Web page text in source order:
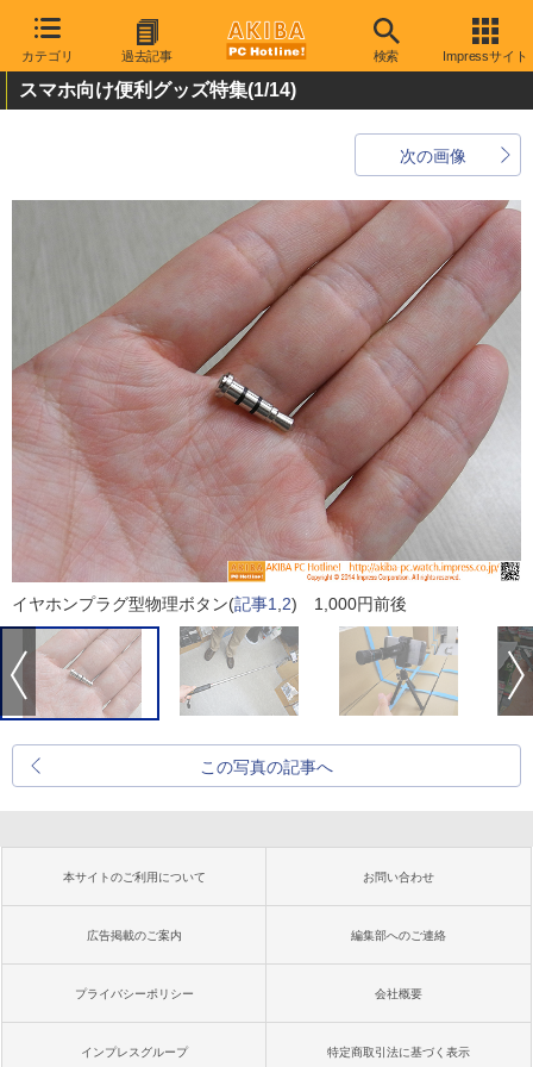
カテゴリ 過去記事 検索 Impressサイト
スマホ向け便利グッズ特集(1/14)
次の画像
イヤホンプラグ型物理ボタン(記事1 2) 1,000円前後
この写真の記事へ
本サイトのご利用について お問い合わせ
広告掲載のご案内 編集部へのご連絡
プライバシーポリシー 会社概要
インプレスグループ 特定商取引法に基づく表示